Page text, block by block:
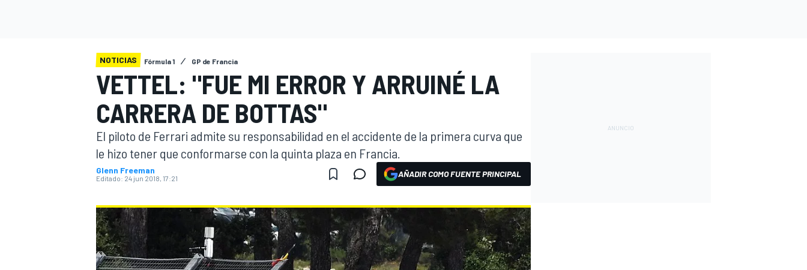
NOTICIAS Fórmula 1 GP de Francia
VETTEL: "FUE MI ERROR Y ARRUINÉ LA
CARRERA DE BOTTAS"
El piloto de Ferrari admite su responsabilidad en el accidente de la primera curva que
le hizo tener que conformarse con la quinta plaza en Francia.
Glenn Freeman
Editado: 24 jun 2018, 17:21 AÑADIR COMO FUENTE PRINCIPAL